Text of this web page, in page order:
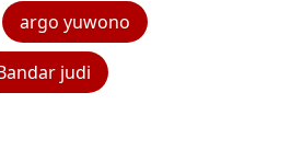
argo yuwono
judi